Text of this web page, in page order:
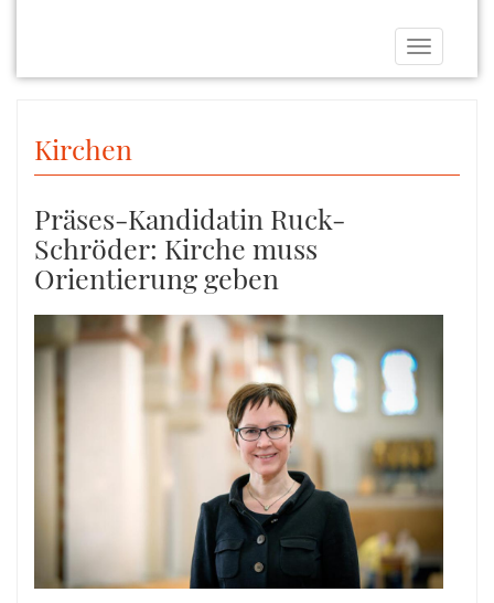
Toggle
Kirchen
Präses-Kandidatin Ruck-
Schröder: Kirche muss
Orientierung geben